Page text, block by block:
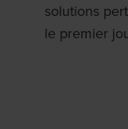
solutions
le premier